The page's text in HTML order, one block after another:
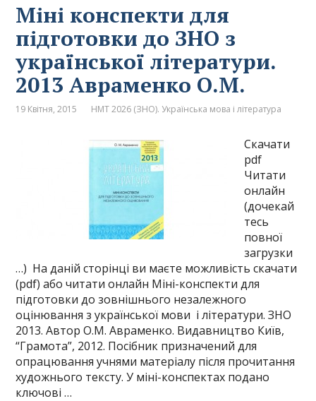
Міні конспекти для
підготовки до ЗНО з
української літератури.
2013 Авраменко О.М.
19 Квітня, 2015 НМТ 2026 (ЗНО). Українська мова і література
Скачати
pdf
Читати
онлайн
(дочекай
тесь
повної
загрузки
…) На даній сторінці ви маєте можливість скачати
(pdf) або читати онлайн Міні-конспекти для
підготовки до зовнішнього незалежного
оцінювання з української мови і літератури. ЗНО
2013. Автор О.М. Авраменко. Видавництво Київ,
“Грамота”, 2012. Посібник призначений для
опрацювання учнями матеріалу після прочитання
художнього тексту. У міні-конспектах подано
ключові …